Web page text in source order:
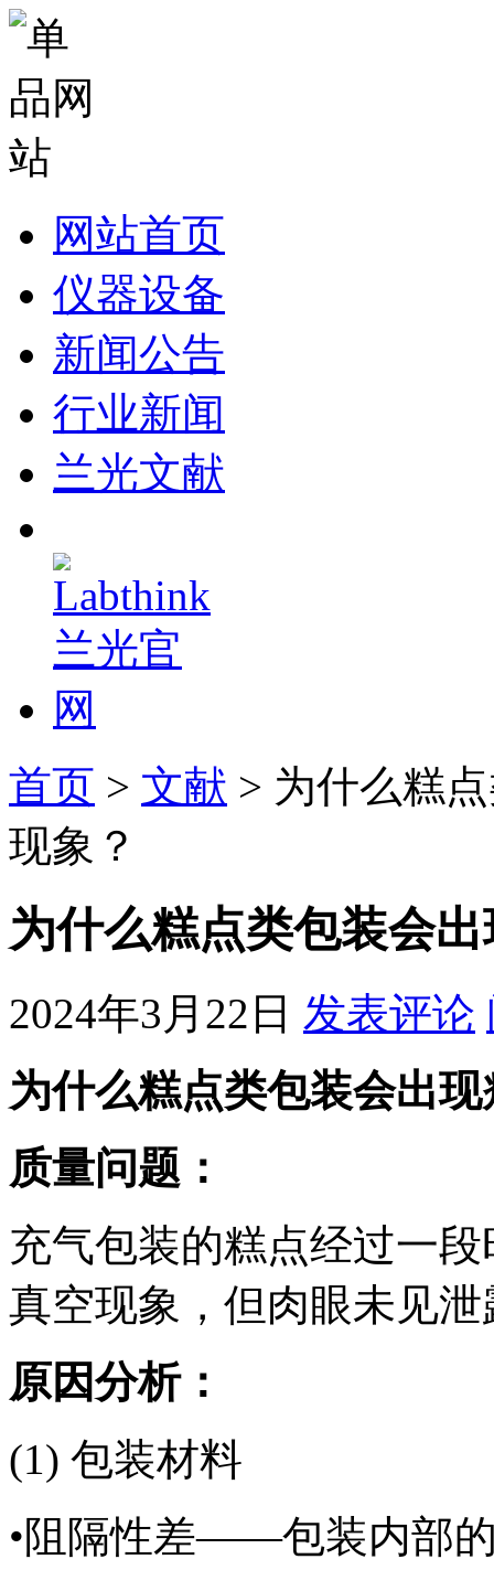
网站首页
仪器设备
新闻公告
行业新闻
兰光文献
首页 > 文献 > 为什么糕
现象？
为什么糕点类包装会
2024年3月22日 发表评论
为什么糕点类包装会出
质量问题：
充气包装的糕点经过一
真空现象，但肉眼未见泄
原因分析：
(1) 包装材料
•阻隔性差——包装内部